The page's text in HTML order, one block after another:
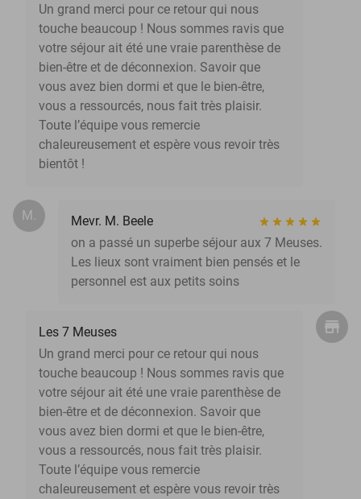
Un grand merci pour ce retour qui nous
touche beaucoup ! Nous sommes ravis que
votre séjour ait été une vraie parenthèse de
bien-être et de déconnexion. Savoir que
vous avez bien dormi et que le bien-être,
vous a ressourcés, nous fait très plaisir.
Toute l’équipe vous remercie
chaleureusement et espère vous revoir très
bientôt !
M.
Mevr. M. Beele
on a passé un superbe séjour aux 7 Meuses.
Les lieux sont vraiment bien pensés et le
personnel est aux petits soins
Les 7 Meuses
Un grand merci pour ce retour qui nous
touche beaucoup ! Nous sommes ravis que
votre séjour ait été une vraie parenthèse de
bien-être et de déconnexion. Savoir que
vous avez bien dormi et que le bien-être,
vous a ressourcés, nous fait très plaisir.
Toute l’équipe vous remercie
chaleureusement et espère vous revoir très